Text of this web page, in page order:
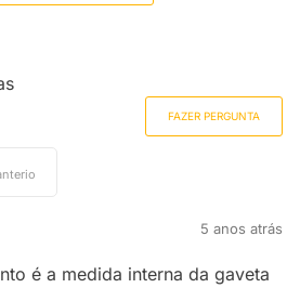
FAZER PERGUNTA
5 anos atrás
é a medida interna da gaveta